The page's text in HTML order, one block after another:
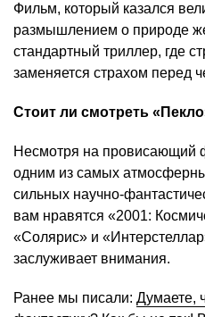
Фильм, который казался
размышлением о природе
стандартный триллер, где
заменяется страхом перед
Стоит ли смотреть
Несмотря на провисающий
одним из самых
сильных научно-
вам нравятся «2001:
«Солярис» и
заслуживает внимания.
Ранее мы писали: Думаете,